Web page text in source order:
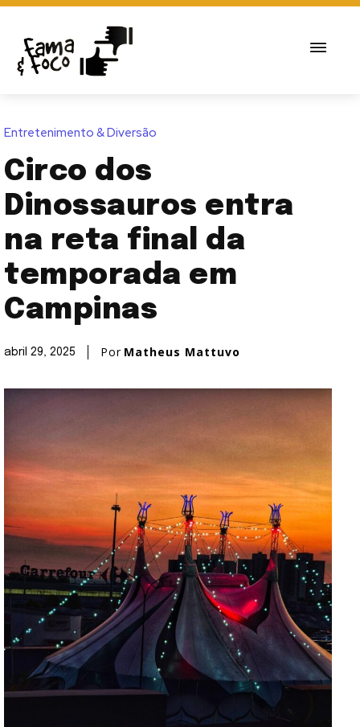
Entretenimento & Diversão
Circo dos
Dinossauros entra
na reta final da
temporada em
Campinas
abril 29, 2025 Por Matheus Mattuvo